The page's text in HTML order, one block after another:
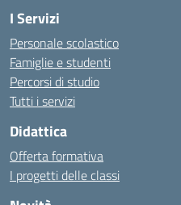
I Servizi
Personale scolastico
Famiglie e studenti
Percorsi di studio
Tutti i servizi
Didattica
Offerta formativa
I progetti delle classi